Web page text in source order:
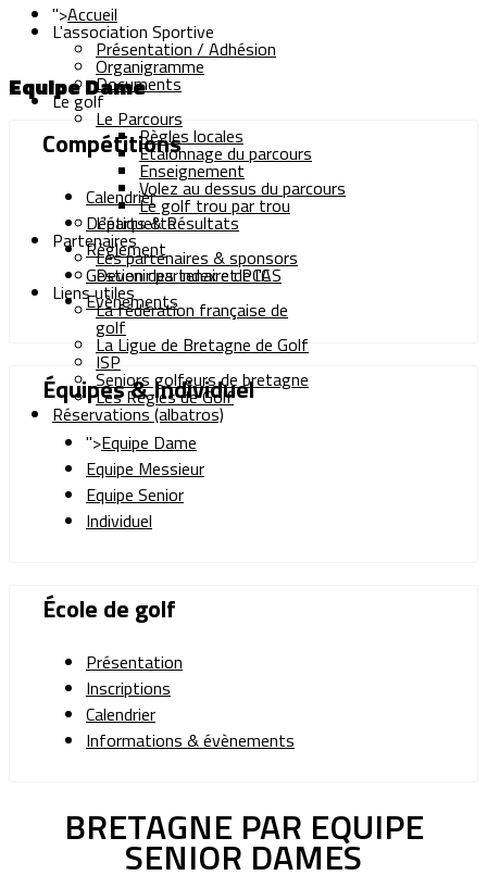
">Accueil
L'association Sportive
Présentation / Adhésion
Organigramme
Documents
Le golf
Le Parcours
Règles locales
Etalonnage du parcours
Enseignement
Volez au dessus du parcours
Le golf trou par trou
L'étiquette
Partenaires
Les partenaires & sponsors
Devenir partenaire de l'AS
Liens utiles
La fédération française de
golf
La Ligue de Bretagne de Golf
ISP
Seniors golfeurs de bretagne
Les Règles de Golf
Réservations (albatros)
Equipe Dame
Compétitions
Calendrier
Départs & Résultats
Règlement
Gestion des Index et PCC
Evènements
Équipes & Individuel
">Equipe Dame
Equipe Messieur
Equipe Senior
Individuel
École de golf
Présentation
Inscriptions
Calendrier
Informations & évènements
BRETAGNE PAR EQUIPE
SENIOR DAMES